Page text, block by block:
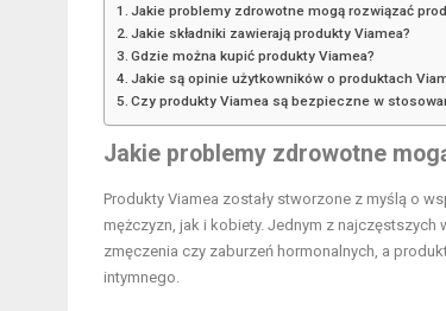
Jakie problemy zdrowotne mogą rozwiązać
Jakie składniki zawierają produkty Viamea?
Gdzie można kupić produkty Viamea?
Jakie są opinie użytkowników o produktach
Czy produkty Viamea są bezpieczne w
Jakie problemy zdrowotne
Produkty Viamea zostały stworzone z myślą o
mężczyzn, jak i kobiety. Jednym z
zmęczenia czy zaburzeń hormonalnych, a
intymnego.